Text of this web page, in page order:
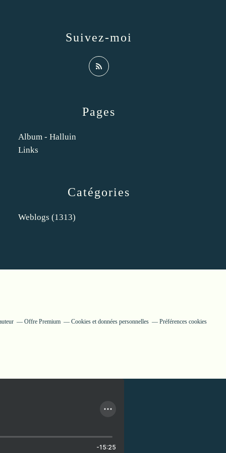
Catégories
Weblogs (1313)
Pages
Album - Halluin
Links
Suivez-moi
Offre Premium Cookies et données personnelles Préférences cookies
-15:25